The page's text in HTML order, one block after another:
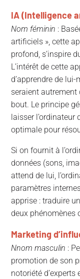
IA (Intelligence
Nom féminin :
artificiels », cette
profond, s’inspire
L’intérêt de cette
d’apprendre de
seraient
bout. Le principe
laisser
optimale pour
Si on fournit à
données (sons,
attend de lui,
paramètres
apprise : traduire
deux phénomènes
Marketing
Nnom masculin :
promotion de son
notoriété